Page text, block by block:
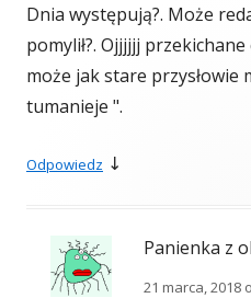
Dnia występują?. Może
pomylił?. Ojjjjjj przekichane
może jak stare przysłowie
tumanieje ".
Odpowiedz ↓
Panienka z
21 marca, 2018